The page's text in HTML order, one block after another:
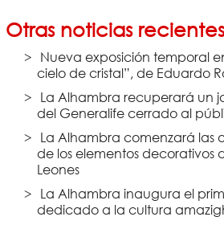
Otras noticias recientes
Nueva exposición temporal
cielo de cristal”, de Eduardo
La Alhambra recuperará un
del Generalife cerrado al
La Alhambra comenzará las
de los elementos decorativos
Leones
La Alhambra inaugura el
dedicado a la cultura